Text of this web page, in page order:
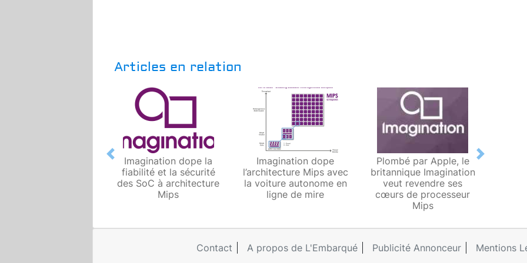
Articles en relation
Imagination dope la
fiabilité et la sécurité
des SoC à architecture
Mips
Imagination dope
l’architecture Mips avec
la voiture autonome en
ligne de mire
Plombé par Apple, le
britannique Imagination
veut revendre ses
cœurs de processeur
Mips
Previous Next
Contact A propos de L'Embarqué Publicité Annonceur Mentions